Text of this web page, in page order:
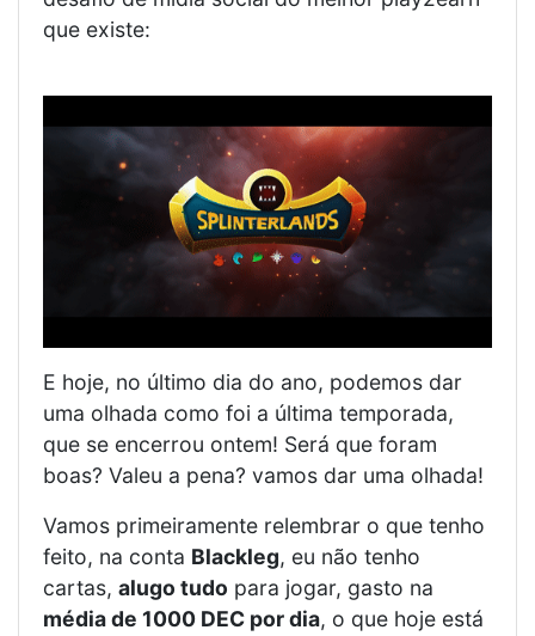
que existe:
E hoje, no último dia do ano, podemos dar
uma olhada como foi a última temporada,
que se encerrou ontem! Será que foram
boas? Valeu a pena? vamos dar uma olhada!
Vamos primeiramente relembrar o que tenho
feito, na conta Blackleg, eu não tenho
cartas, alugo tudo para jogar, gasto na
média de 1000 DEC por dia, o que hoje está